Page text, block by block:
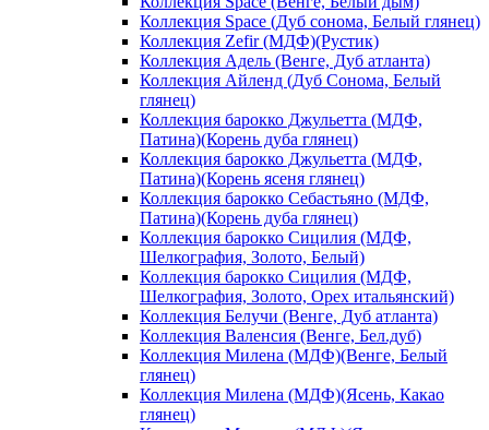
Коллекция Space (Дуб сонома, Белый глянец)
Коллекция Zefir (МДФ)(Рустик)
Коллекция Адель (Венге, Дуб атланта)
Коллекция Айленд (Дуб Сонома, Белый
глянец)
Коллекция барокко Джульетта (МДФ,
Патина)(Корень дуба глянец)
Коллекция барокко Джульетта (МДФ,
Патина)(Корень ясеня глянец)
Коллекция барокко Себастьяно (МДФ,
Патина)(Корень дуба глянец)
Коллекция барокко Сицилия (МДФ,
Шелкография, Золото, Белый)
Коллекция барокко Сицилия (МДФ,
Шелкография, Золото, Орех итальянский)
Коллекция Белучи (Венге, Дуб атланта)
Коллекция Валенсия (Венге, Бел.дуб)
Коллекция Милена (МДФ)(Венге, Белый
глянец)
Коллекция Милена (МДФ)(Ясень, Какао
глянец)